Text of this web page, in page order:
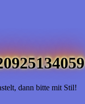
dann bitte mit Stil!